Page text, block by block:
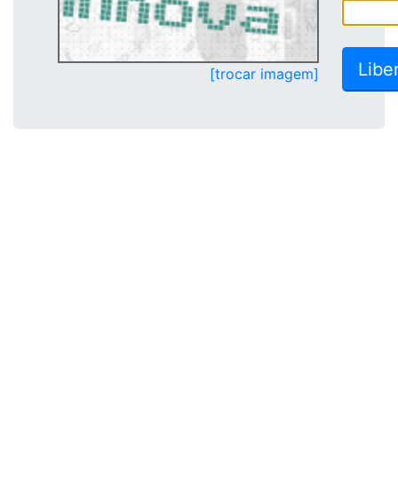
[trocar imagem]